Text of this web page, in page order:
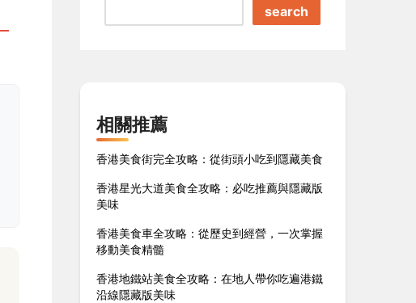
search
相關推薦
香港美食街完全攻略：從街頭小吃到隱藏美食
香港星光大道美食全攻略：必吃推薦與隱藏版
美味
香港美食車全攻略：從歷史到經營，一次掌握
移動美食精髓
香港地鐵站美食全攻略：在地人帶你吃遍港鐵
沿線隱藏版美味